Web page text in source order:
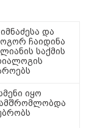
- თუ
იმნაძე
და
ჩაიდინა
საქმის
იყო